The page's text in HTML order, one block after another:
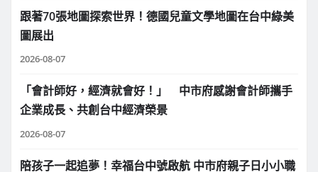
跟著70張地圖探索世界！德國兒童文學地圖在台中綠美
圖展出
2026-08-07
「會計師好，經濟就會好！」 中市府感謝會計師攜手
企業成長、共創台中經濟榮景
2026-08-07
陪孩子一起追夢！幸福台中號啟航 中市府親子日小小職